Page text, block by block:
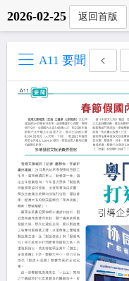
2026-02-25 返回首版
A11 要聞